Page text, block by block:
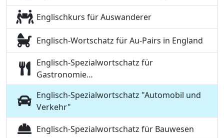
Englischkurs für Auswanderer
Englisch-Wortschatz für Au-Pairs in England
Englisch-Spezialwortschatz für
Gastronomie…
Englisch-Spezialwortschatz "Automobil und
Verkehr"
Englisch-Spezialwortschatz für Bauwesen